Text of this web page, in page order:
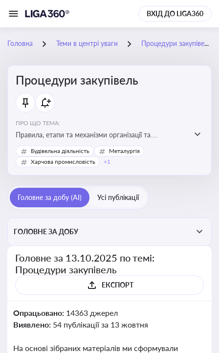
ВХІД ДО LIGA360
Головна Теми в центрі уваги Процедури закупівель
Процедури закупівель
ПРО ЩО ТЕМА:
Правила, етапи та механізми організації та
проведення закупівель товарів, робіт та послуг за
державні чи публічні кошти
Будівельна діяльність
Металургія
Харчова промисловість
+1
Головне за добу (AI) Усі публікації
ГОЛОВНЕ ЗА ДОБУ
Головне за 13.10.2025 по темі:
Процедури закупівель
ЕКСПОРТ
Опрацьовано: 14363 джерел
Виявлено: 54 публікації за 13 жовтня
На основі зібраних матеріалів ми сформували